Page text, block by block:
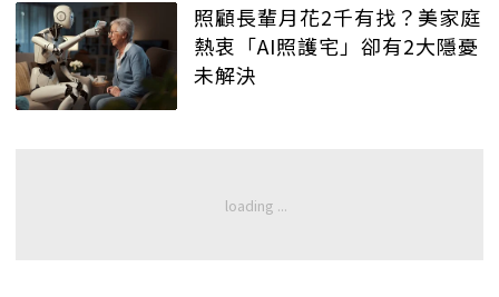
照顧長輩月花2千有找？美家庭
熱衷「AI照護宅」卻有2大隱憂
未解決